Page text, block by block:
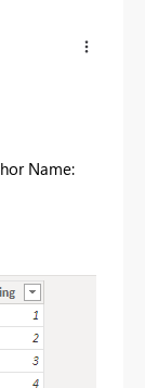
Name: